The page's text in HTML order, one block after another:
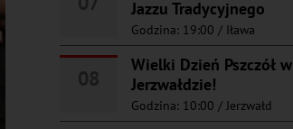
Jazzu Tradycyjnego
Godzina: 19:00 / Iława
Wielki Dzień Pszczół w
Jerzwałdzie!
Godzina: 10:00 / Jerzwałd